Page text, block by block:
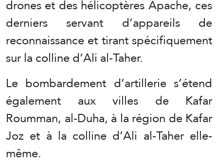
drones et des hélicoptères Apache, ces
derniers servant d’appareils de
reconnaissance et tirant spécifiquement
sur la colline d’Ali al-Taher.
Le bombardement d’artillerie s’étend
également aux villes de Kafar
Roumman, al-Duha, à la région de Kafar
Joz et à la colline d’Ali al-Taher elle-
même.